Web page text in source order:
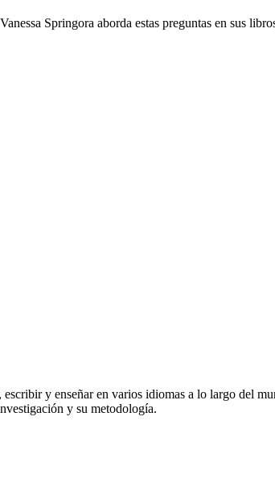
Springora aborda estas preguntas en sus
y enseñar en varios idiomas a lo largo del
y su metodología.